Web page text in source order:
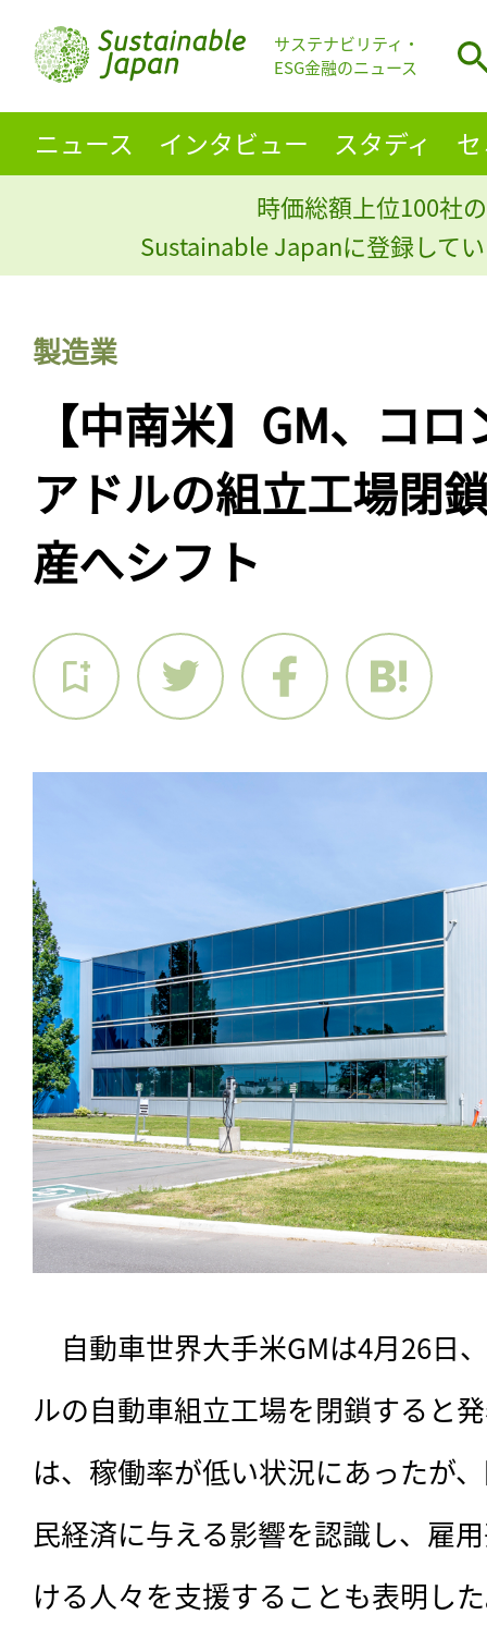
サステナビリティ・
ESG金融のニュース
ニュース インタビュー スタディ
時価総額上位100社
Sustainable Japanに登録して
製造業
【中南米】GM、コ
アドルの組立工場閉
産へシフト
自動車世界大手米GMは4月26日
ルの自動車組立工場を閉鎖すると
は、稼働率が低い状況にあったが
民経済に与える影響を認識し、雇
ける人々を支援することも表明し